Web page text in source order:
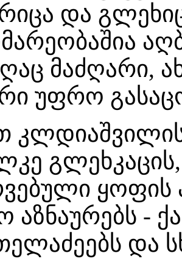
და
მაძღარი,
უფრო
კლდიაშვილის
ყოფის
აზნაურებს -
და